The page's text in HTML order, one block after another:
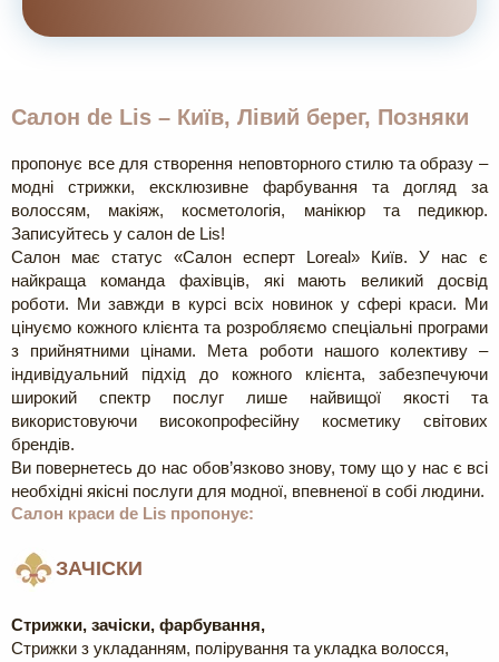
Салон de Lis – Київ, Лівий берег, Позняки
пропонує все для створення неповторного стилю та образу –
модні стрижки, ексклюзивне фарбування та догляд за
волоссям, макіяж, косметологія, манікюр та педикюр.
Записуйтесь у салон de Lis!
Салон має статус «Салон есперт Loreal» Київ. У нас є
найкраща команда фахівців, які мають великий досвід
роботи. Ми завжди в курсі всіх новинок у сфері краси. Ми
цінуємо кожного клієнта та розробляємо спеціальні програми
з прийнятними цінами. Мета роботи нашого колективу –
індивідуальний підхід до кожного клієнта, забезпечуючи
широкий спектр послуг лише найвищої якості та
використовуючи високопрофесійну косметику світових
брендів.
Ви повернетесь до нас обов’язково знову, тому що у нас є всі
необхідні якісні послуги для модної, впевненої в собі людини.
Салон краси de Lis пропонує:
ЗАЧІСКИ
Стрижки, зачіски, фарбування,
Стрижки з укладанням, полірування та укладка волосся,